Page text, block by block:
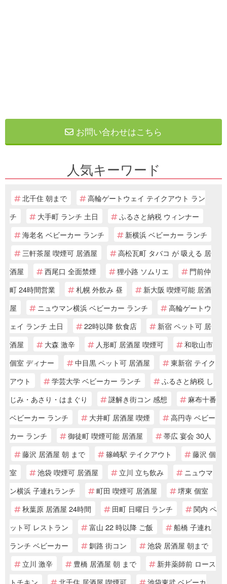
お問い合わせはこちら
人気キーワード
北千住 朝まで
高輪ゲートウェイ テイクアウト ラン
チ
大手町 ランチ 土日
ふるさと納税 ウィンナー
海老名 ベビーカー ランチ
新横浜 ベビーカー ランチ
三軒茶屋 喫煙可 居酒屋
高松瓦町 タバコ が 吸える 居
酒屋
西尾口 全面禁煙 狸小路 ソムリエ
門前仲
町 24時間営業
札幌 外飲み 昼
新大阪 喫煙可能 居酒
屋
ニュウマン横浜 ベビーカー ランチ
高輪ゲートウ
ェイ ランチ 土日
22時以降 飲食店
新宿 ペット可 居
酒屋
大森 激辛 人形町 居酒屋 喫煙可
和歌山市
個室 ディナー
中目黒 ペット可 居酒屋
東新宿 テイク
アウト
学芸大学 ベビーカー ランチ
ふるさと納税 し
じみ・あさり・はまぐり
謎解き街コン 感想
麻布十番
ベビーカー ランチ
大井町 居酒屋 喫煙
高円寺 ベビー
カー ランチ
御徒町 喫煙可能 居酒屋
帯広 宴会 30人
藤沢 居酒屋 朝 まで
篠崎駅 テイクアウト
藤沢 個
室
池袋 喫煙可 居酒屋 立川 立ち飲み
ニュウマ
ン横浜 子連れランチ
町田 喫煙可 居酒屋
堺東 個室
秋葉原 居酒屋 24時間
田町 日曜日 ランチ
関内 ペ
ット可 レストラン
富山 22 時以降 ご飯
船橋 子連れ
ランチ ベビーカー
釧路 街コン
池袋 居酒屋 朝まで
立川 激辛
豊橋 居酒屋 朝 まで
新井薬師前 ロース
トチキン
北千住 居酒屋 喫煙可 池袋東武 ベビーカ